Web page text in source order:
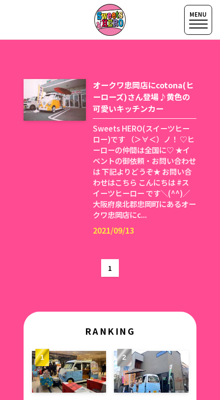
オークワ忠岡店にcotona(ヒ
ーローズ)さん登場♪黄色の
可愛いキッチンカー
Sweets HERO(スイーツヒー
ロー)です （＞∀＜）ノ！ ♡ヒ
ーローの仲間は全国に♡ ★イ
ベントの御依頼・お問い合わせ
は 下記よりどうぞ★ お問い合
わせはこちら こんにちは #ス
イーツヒーロー です＼(^^)／
大阪府泉北郡忠岡町にあるオー
クワ忠岡店にc...
2021/09/13
1
RANKING